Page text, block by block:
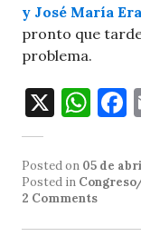
y José María
pronto que
problema.
X W
at
s
c
e
Posted on 05 de
Posted in
2 Comments